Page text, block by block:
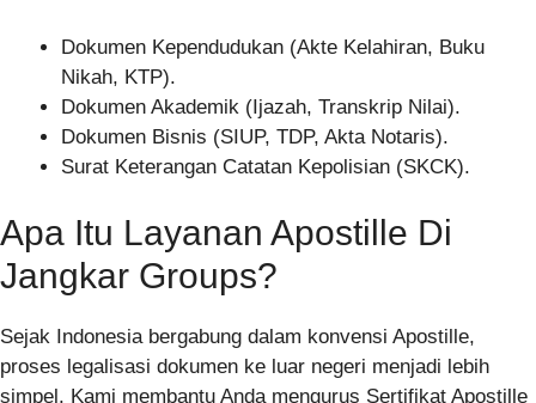
Dokumen Kependudukan (Akte Kelahiran, Buku
Nikah, KTP).
Dokumen Akademik (Ijazah, Transkrip Nilai).
Dokumen Bisnis (SIUP, TDP, Akta Notaris).
Surat Keterangan Catatan Kepolisian (SKCK).
Apa Itu Layanan Apostille Di
Jangkar Groups?
Sejak Indonesia bergabung dalam konvensi Apostille,
proses legalisasi dokumen ke luar negeri menjadi lebih
simpel. Kami membantu Anda mengurus Sertifikat Apostille